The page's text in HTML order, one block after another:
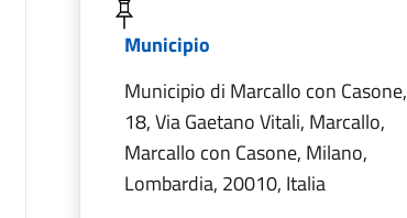
Municipio
Municipio di Marcallo con Casone,
18, Via Gaetano Vitali, Marcallo,
Marcallo con Casone, Milano,
Lombardia, 20010, Italia